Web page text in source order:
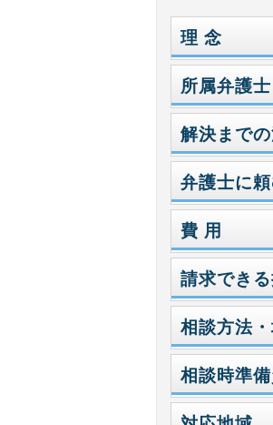
理 念
所属弁護士
解決まで
弁護士に
費 用
請求でき
相談方法・
相談時準